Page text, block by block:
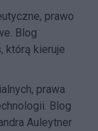
prawo
Blog
którą kieruje
prawa
Blog
Auleytner